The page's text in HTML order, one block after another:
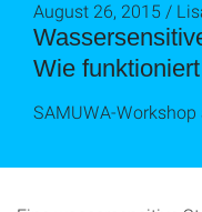
Wie
August 26, 2015 /
SAMUWA-